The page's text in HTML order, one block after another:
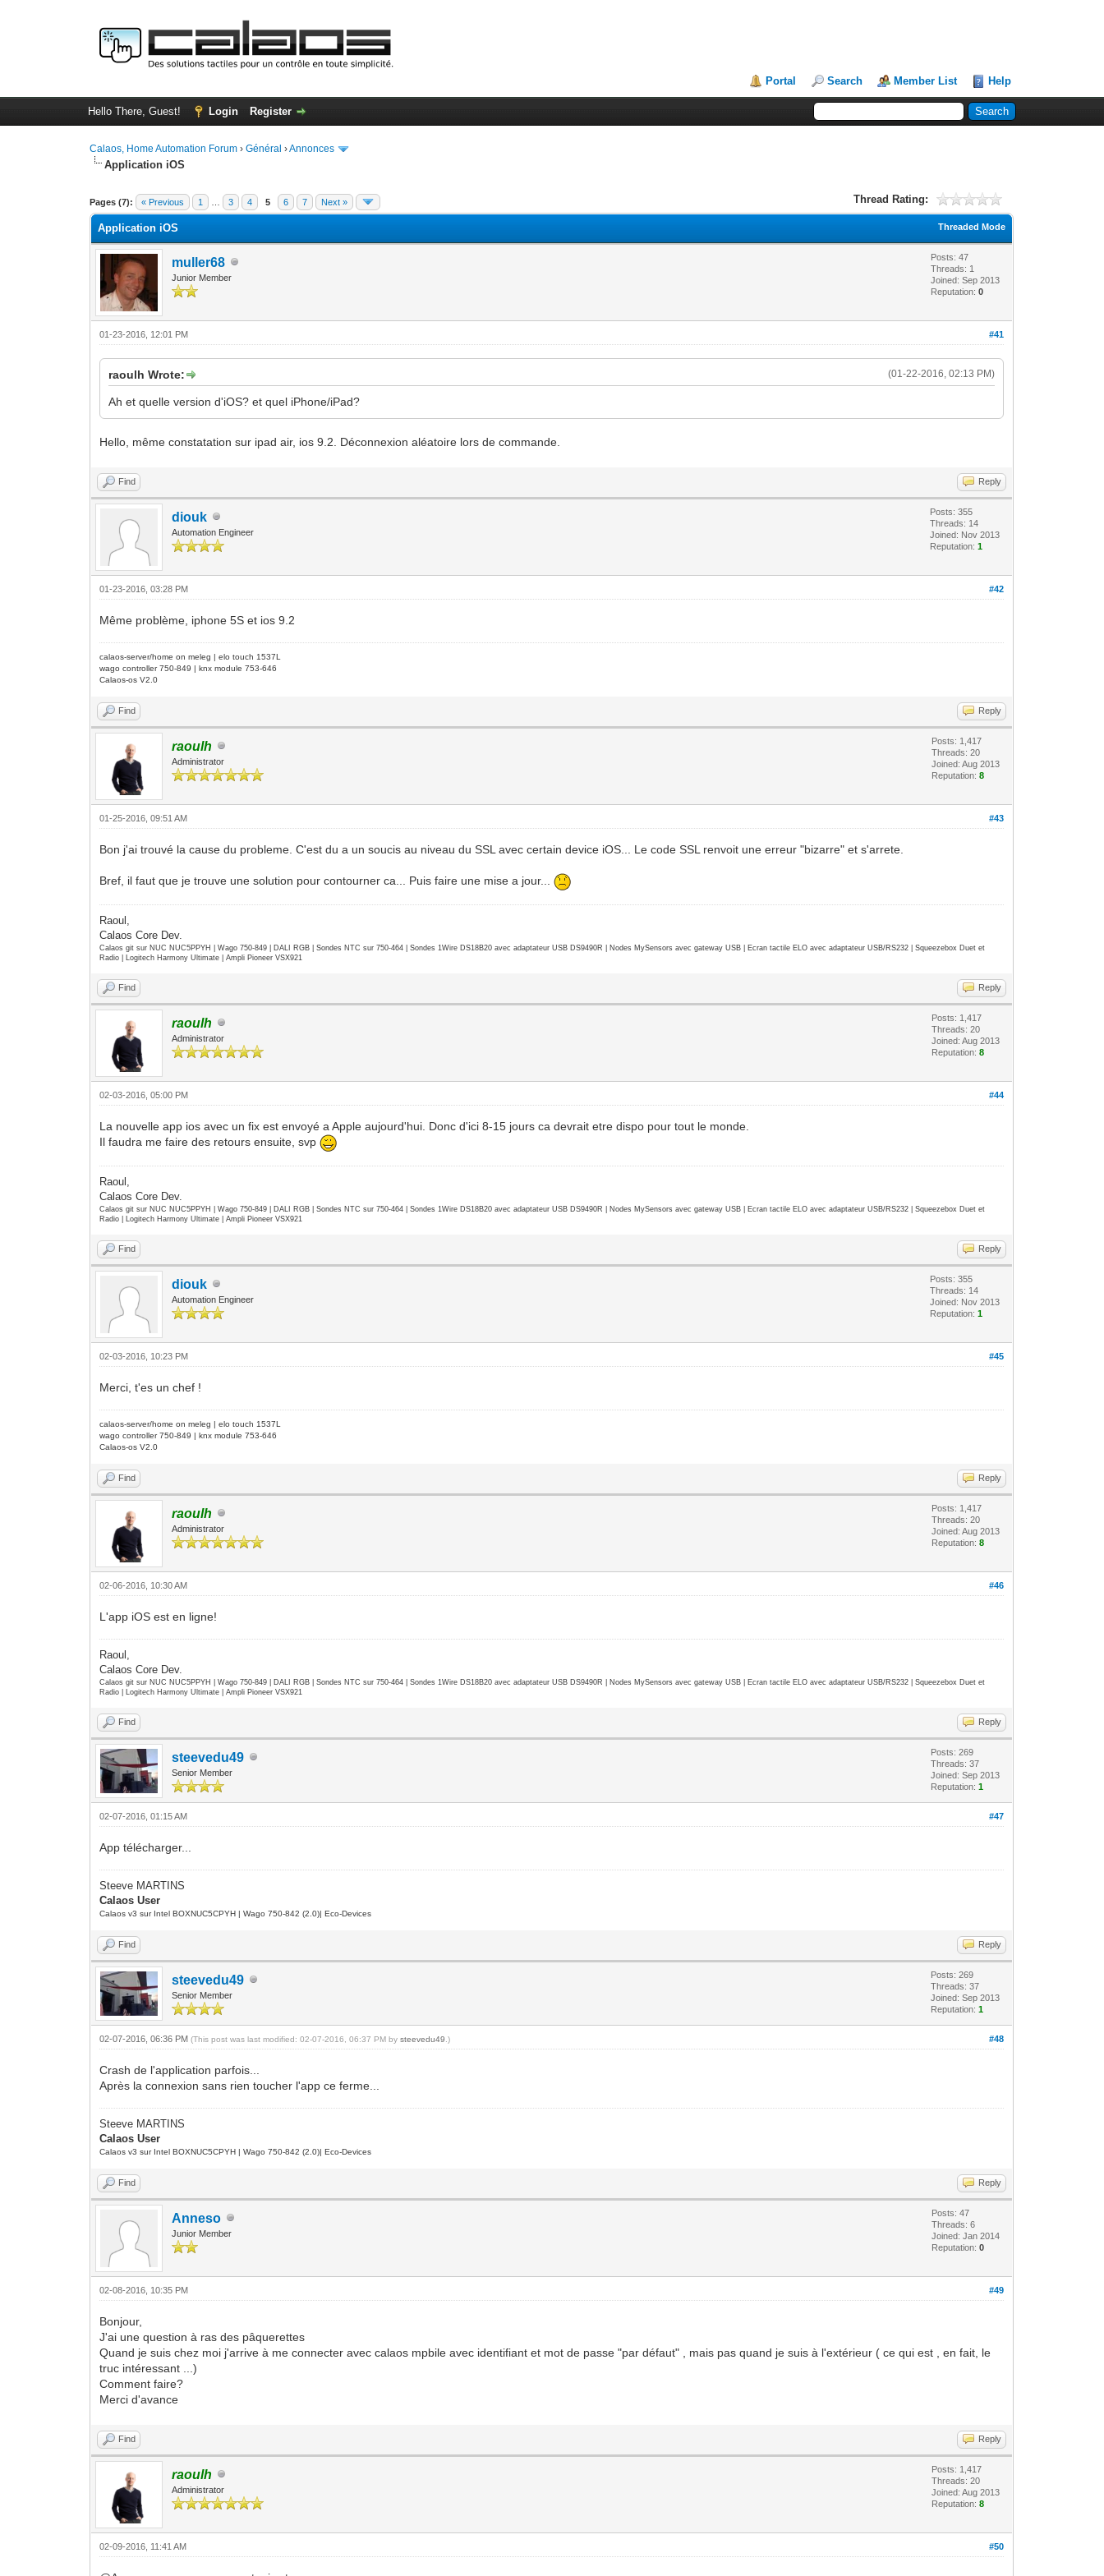
Portal Search Member List Help
Hello There, Guest! Login Register
Calaos, Home Automation Forum ›Général ›Annonces
Application iOS
Pages (7): « Previous 1 3 4 5 6 7 Next » Thread Rating:
0 Vote(s) - 0 Average
1
2
3
4
5
Threaded Mode
Application iOS
muller68
Junior Member
Posts: 47
Threads: 1
Joined: Sep 2013
Reputation:0
#41
01-23-2016, 12:01 PM
(01-22-2016, 02:13 PM)
raoulh Wrote:
Ah et quelle version d'iOS? et quel iPhone/iPad?
Hello, même constatation sur ipad air, ios 9.2. Déconnexion aléatoire lors de commande.
Find Reply
diouk
Automation Engineer
Posts: 355
Threads: 14
Joined: Nov 2013
Reputation:1
#42
01-23-2016, 03:28 PM
Même problème, iphone 5S et ios 9.2
calaos-server/home on meleg | elo touch 1537L
wago controller 750-849 | knx module 753-646
Calaos-os V2.0
Find Reply
raoulh
Administrator
Posts: 1,417
Threads: 20
Joined: Aug 2013
Reputation:8
#43
01-25-2016, 09:51 AM
Bon j'ai trouvé la cause du probleme. C'est du a un soucis au niveau du SSL avec certain device iOS... Le code SSL renvoit une erreur "bizarre" et s'arrete.
Bref, il faut que je trouve une solution pour contourner ca... Puis faire une mise a jour...
Raoul,
Calaos Core Dev.
Calaos git sur NUC NUC5PPYH | Wago 750-849 | DALI RGB | Sondes NTC sur 750-464 | Sondes 1Wire DS18B20 avec adaptateur USB DS9490R | Nodes MySensors avec gateway USB | Ecran tactile ELO avec adaptateur USB/RS232 | Squeezebox Duet et
Radio | Logitech Harmony Ultimate | Ampli Pioneer VSX921
Find Reply
raoulh
Administrator
Posts: 1,417
Threads: 20
Joined: Aug 2013
Reputation:8
#44
02-03-2016, 05:00 PM
La nouvelle app ios avec un fix est envoyé a Apple aujourd'hui. Donc d'ici 8-15 jours ca devrait etre dispo pour tout le monde.
Il faudra me faire des retours ensuite, svp
Raoul,
Calaos Core Dev.
Calaos git sur NUC NUC5PPYH | Wago 750-849 | DALI RGB | Sondes NTC sur 750-464 | Sondes 1Wire DS18B20 avec adaptateur USB DS9490R | Nodes MySensors avec gateway USB | Ecran tactile ELO avec adaptateur USB/RS232 | Squeezebox Duet et
Radio | Logitech Harmony Ultimate | Ampli Pioneer VSX921
Find Reply
diouk
Automation Engineer
Posts: 355
Threads: 14
Joined: Nov 2013
Reputation:1
#45
02-03-2016, 10:23 PM
Merci, t'es un chef !
calaos-server/home on meleg | elo touch 1537L
wago controller 750-849 | knx module 753-646
Calaos-os V2.0
Find Reply
raoulh
Administrator
Posts: 1,417
Threads: 20
Joined: Aug 2013
Reputation:8
#46
02-06-2016, 10:30 AM
L'app iOS est en ligne!
Raoul,
Calaos Core Dev.
Calaos git sur NUC NUC5PPYH | Wago 750-849 | DALI RGB | Sondes NTC sur 750-464 | Sondes 1Wire DS18B20 avec adaptateur USB DS9490R | Nodes MySensors avec gateway USB | Ecran tactile ELO avec adaptateur USB/RS232 | Squeezebox Duet et
Radio | Logitech Harmony Ultimate | Ampli Pioneer VSX921
Find Reply
steevedu49
Senior Member
Posts: 269
Threads: 37
Joined: Sep 2013
Reputation:1
#47
02-07-2016, 01:15 AM
App télécharger...
Steeve MARTINS
Calaos User
Calaos v3 sur Intel BOXNUC5CPYH | Wago 750-842 (2.0)| Eco-Devices
Find Reply
steevedu49
Senior Member
Posts: 269
Threads: 37
Joined: Sep 2013
Reputation:1
#48
02-07-2016, 06:36 PM(This post was last modified: 02-07-2016, 06:37 PM bysteevedu49 .)
Crash de l'application parfois...
Après la connexion sans rien toucher l'app ce ferme...
Steeve MARTINS
Calaos User
Calaos v3 sur Intel BOXNUC5CPYH | Wago 750-842 (2.0)| Eco-Devices
Find Reply
Anneso
Junior Member
Posts: 47
Threads: 6
Joined: Jan 2014
Reputation:0
#49
02-08-2016, 10:35 PM
Bonjour,
J'ai une question à ras des pâquerettes
Quand je suis chez moi j'arrive à me connecter avec calaos mpbile avec identifiant et mot de passe "par défaut" , mais pas quand je suis à l'extérieur ( ce qui est , en fait, le
truc intéressant ...)
Comment faire?
Merci d'avance
Find Reply
raoulh
Administrator
Posts: 1,417
Threads: 20
Joined: Aug 2013
Reputation:8
#50
02-09-2016, 11:41 AM